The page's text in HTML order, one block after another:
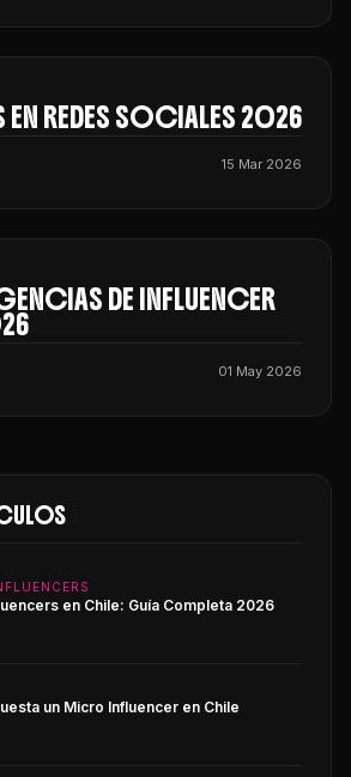
EN REDES SOCIALES 2026
15 Mar 2026
DE INFLUENCER
01 May 2026
en Chile: Guía Completa 2026
un Micro Influencer en Chile